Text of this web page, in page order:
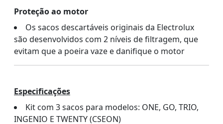
Proteção ao motor
Os sacos descartáveis originais da Electrolux
são desenvolvidos com 2 níveis de filtragem, que
evitam que a poeira vaze e danifique o motor
Especificações
Kit com 3 sacos para modelos: ONE, GO, TRIO,
INGENIO E TWENTY (CSEON)